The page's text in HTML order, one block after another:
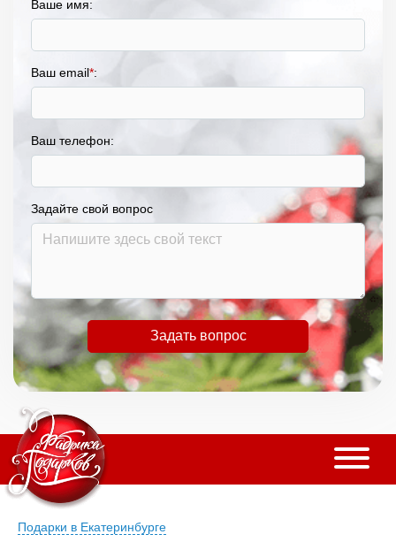
Ваше имя:
Ваш email*:
Ваш телефон:
Задайте свой вопрос
Задать вопрос
Подарки в Екатеринбурге